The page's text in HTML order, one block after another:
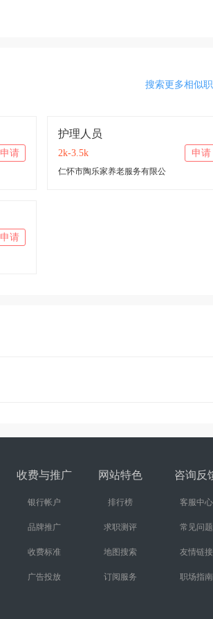
搜索更多相似
申请
护理人员
2k-3.5k
仁怀市陶乐家养老服务有限公
申请
申请
收费与推广
银行帐户
品牌推广
收费标准
广告投放
网站特色
排行榜
求职测评
地图搜索
订阅服务
咨询反
客服中心
常见问题
友情链接
职场指南